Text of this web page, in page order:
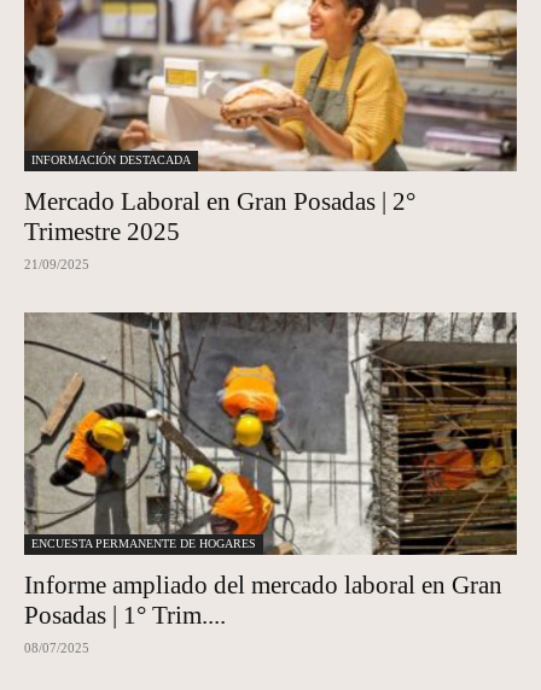
INFORMACIÓN DESTACADA
Mercado Laboral en Gran Posadas | 2°
Trimestre 2025
21/09/2025
ENCUESTA PERMANENTE DE HOGARES
Informe ampliado del mercado laboral en Gran
Posadas | 1° Trim....
08/07/2025